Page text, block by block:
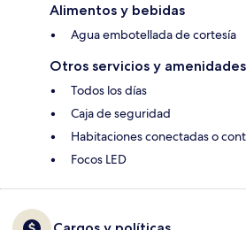
Alimentos y bebidas
Agua embotellada de cortesía
Otros servicios y amenidades
Todos los días
Caja de seguridad
Habitaciones conectadas o
Focos LED